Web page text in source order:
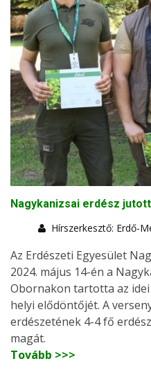
Nagykanizsai erdész
Hírszerkesztő: Erdő-
Az Erdészeti Egyesület
2024. május 14-én a
Obornakon tartotta az idei
helyi elődöntőjét. A
erdészetének 4-4 fő
magát.
Tovább >>>